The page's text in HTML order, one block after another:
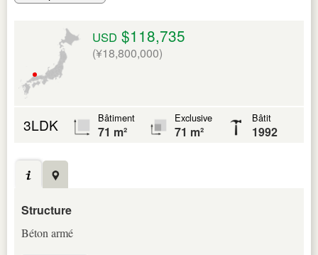
USD $118,735
(¥18,800,000)
3LDK Bâtiment
71 m²
Exclusive
71 m²
Bâtit
1992
Structure
Béton armé